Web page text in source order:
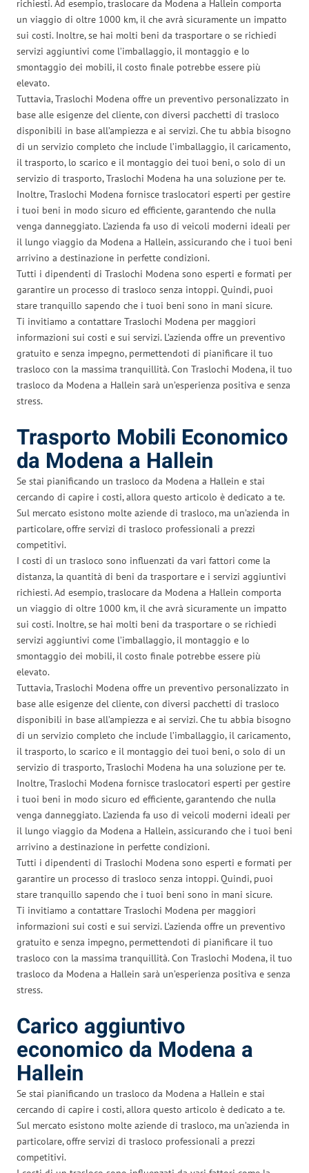
richiesti. Ad esempio, traslocare da Modena a Hallein comporta
un viaggio di oltre 1000 km, il che avrà sicuramente un impatto
sui costi. Inoltre, se hai molti beni da trasportare o se richiedi
servizi aggiuntivi come l’imballaggio, il montaggio e lo
smontaggio dei mobili, il costo finale potrebbe essere più
elevato.
Tuttavia, Traslochi Modena offre un preventivo personalizzato in
base alle esigenze del cliente, con diversi pacchetti di trasloco
disponibili in base all’ampiezza e ai servizi. Che tu abbia bisogno
di un servizio completo che include l’imballaggio, il caricamento,
il trasporto, lo scarico e il montaggio dei tuoi beni, o solo di un
servizio di trasporto, Traslochi Modena ha una soluzione per te.
Inoltre, Traslochi Modena fornisce traslocatori esperti per gestire
i tuoi beni in modo sicuro ed efficiente, garantendo che nulla
venga danneggiato. L’azienda fa uso di veicoli moderni ideali per
il lungo viaggio da Modena a Hallein, assicurando che i tuoi beni
arrivino a destinazione in perfette condizioni.
Tutti i dipendenti di Traslochi Modena sono esperti e formati per
garantire un processo di trasloco senza intoppi. Quindi, puoi
stare tranquillo sapendo che i tuoi beni sono in mani sicure.
Ti invitiamo a contattare Traslochi Modena per maggiori
informazioni sui costi e sui servizi. L’azienda offre un preventivo
gratuito e senza impegno, permettendoti di pianificare il tuo
trasloco con la massima tranquillità. Con Traslochi Modena, il tuo
trasloco da Modena a Hallein sarà un’esperienza positiva e senza
stress.
Trasporto Mobili Economico
da Modena a Hallein
Se stai pianificando un trasloco da Modena a Hallein e stai
cercando di capire i costi, allora questo articolo è dedicato a te.
Sul mercato esistono molte aziende di trasloco, ma un’azienda in
particolare, offre servizi di trasloco professionali a prezzi
competitivi.
I costi di un trasloco sono influenzati da vari fattori come la
distanza, la quantità di beni da trasportare e i servizi aggiuntivi
richiesti. Ad esempio, traslocare da Modena a Hallein comporta
un viaggio di oltre 1000 km, il che avrà sicuramente un impatto
sui costi. Inoltre, se hai molti beni da trasportare o se richiedi
servizi aggiuntivi come l’imballaggio, il montaggio e lo
smontaggio dei mobili, il costo finale potrebbe essere più
elevato.
Tuttavia, Traslochi Modena offre un preventivo personalizzato in
base alle esigenze del cliente, con diversi pacchetti di trasloco
disponibili in base all’ampiezza e ai servizi. Che tu abbia bisogno
di un servizio completo che include l’imballaggio, il caricamento,
il trasporto, lo scarico e il montaggio dei tuoi beni, o solo di un
servizio di trasporto, Traslochi Modena ha una soluzione per te.
Inoltre, Traslochi Modena fornisce traslocatori esperti per gestire
i tuoi beni in modo sicuro ed efficiente, garantendo che nulla
venga danneggiato. L’azienda fa uso di veicoli moderni ideali per
il lungo viaggio da Modena a Hallein, assicurando che i tuoi beni
arrivino a destinazione in perfette condizioni.
Tutti i dipendenti di Traslochi Modena sono esperti e formati per
garantire un processo di trasloco senza intoppi. Quindi, puoi
stare tranquillo sapendo che i tuoi beni sono in mani sicure.
Ti invitiamo a contattare Traslochi Modena per maggiori
informazioni sui costi e sui servizi. L’azienda offre un preventivo
gratuito e senza impegno, permettendoti di pianificare il tuo
trasloco con la massima tranquillità. Con Traslochi Modena, il tuo
trasloco da Modena a Hallein sarà un’esperienza positiva e senza
stress.
Carico aggiuntivo
economico da Modena a
Hallein
Se stai pianificando un trasloco da Modena a Hallein e stai
cercando di capire i costi, allora questo articolo è dedicato a te.
Sul mercato esistono molte aziende di trasloco, ma un’azienda in
particolare, offre servizi di trasloco professionali a prezzi
competitivi.